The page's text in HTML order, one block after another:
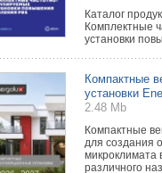
Каталог
Комплектные
установки
Компактные
установки
2.48 Mb
Компактные
для создания
различного